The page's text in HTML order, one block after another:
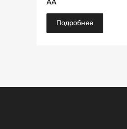
AA
Подробнее